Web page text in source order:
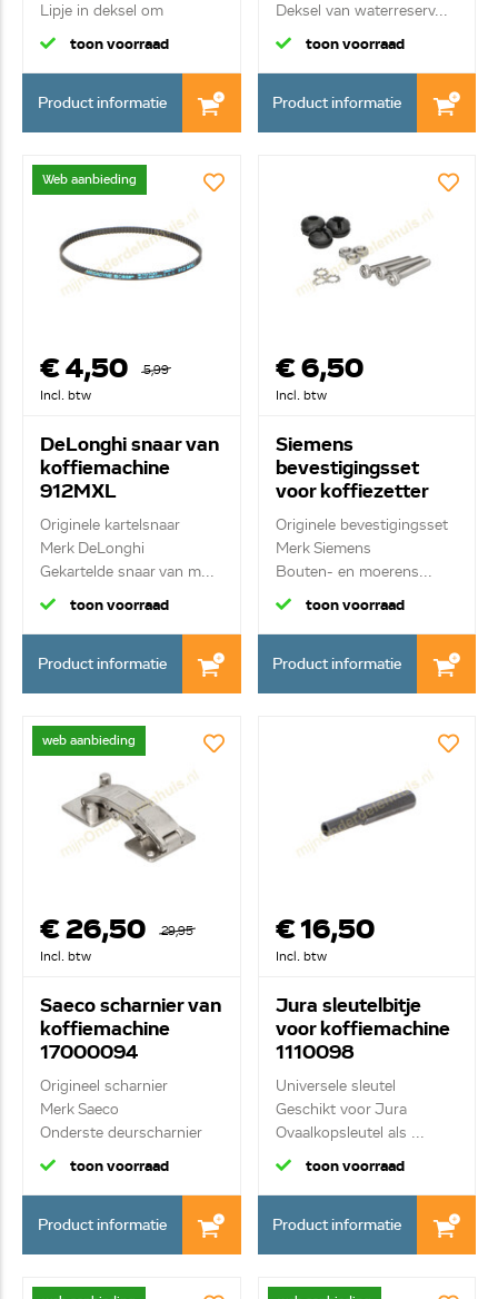
Lipje in deksel om
koffiepad...
toon voorraad
Product informatie
Deksel van waterreserv...
toon voorraad
Product informatie
Web aanbieding
€ 4,50
5,99
Incl. btw
DeLonghi snaar van
koffiemachine
912MXL
5332224100
Originele kartelsnaar
Merk DeLonghi
Gekartelde snaar van m...
toon voorraad
Product informatie
€ 6,50
Incl. btw
Siemens
bevestigingsset
voor koffiezetter
00614623
Originele bevestigingsset
Merk Siemens
Bouten- en moerens...
toon voorraad
Product informatie
web aanbieding
€ 26,50
29,95
Incl. btw
Saeco scharnier van
koffiemachine
17000094
Origineel scharnier
Merk Saeco
Onderste deurscharnier
va...
toon voorraad
Product informatie
€ 16,50
Incl. btw
Jura sleutelbitje
voor koffiemachine
1110098
Universele sleutel
Geschikt voor Jura
Ovaalkopsleutel als ...
toon voorraad
Product informatie